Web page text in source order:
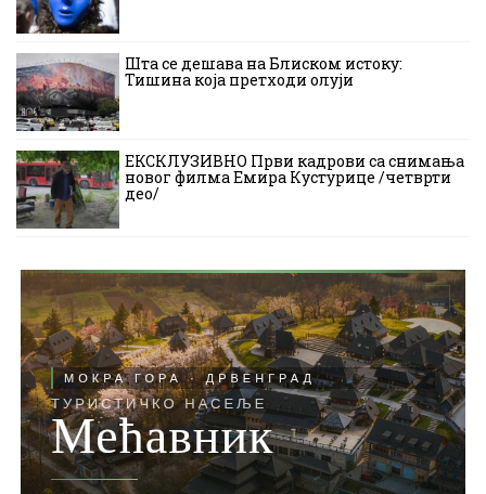
Шта се дешава на Блиском истоку:
Тишина која претходи олуји
ЕКСКЛУЗИВНО Први кадрови са снимања
новог филма Емира Кустурице /четврти
део/